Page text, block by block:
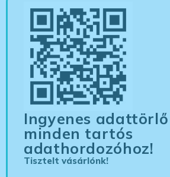
Ingyenes
minden tartós
adathordozóhoz!
Tisztelt vásárlónk!